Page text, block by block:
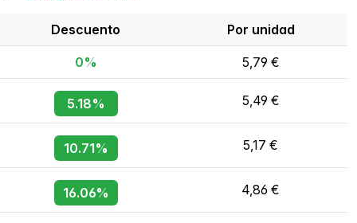
Descuento Por unidad
0% 5,79 €
5.18% 5,49 €
10.71% 5,17 €
16.06% 4,86 €